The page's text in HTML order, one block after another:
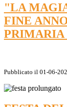
"LA
FINE
PRIMARIA
Pubblicato il 01-06-